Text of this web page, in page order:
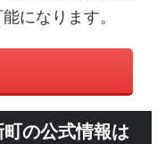
になります。
の公式情報は